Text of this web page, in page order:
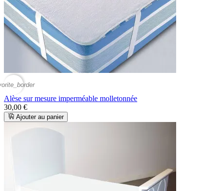
Alèse sur mesure imperméable molletonnée
30,00 €
Ajouter au panier